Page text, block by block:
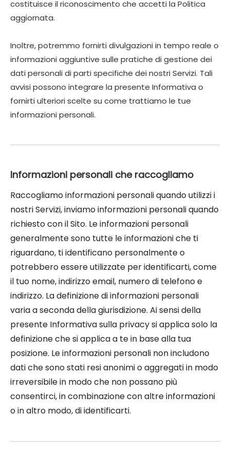
costituisce il riconoscimento che accetti la Politica
aggiornata.
Inoltre, potremmo fornirti divulgazioni in tempo reale o
informazioni aggiuntive sulle pratiche di gestione dei
dati personali di parti specifiche dei nostri Servizi. Tali
avvisi possono integrare la presente Informativa o
fornirti ulteriori scelte su come trattiamo le tue
informazioni personali.
Informazioni personali che raccogliamo
Raccogliamo informazioni personali quando utilizzi i
nostri Servizi, inviamo informazioni personali quando
richiesto con il Sito. Le informazioni personali
generalmente sono tutte le informazioni che ti
riguardano, ti identificano personalmente o
potrebbero essere utilizzate per identificarti, come
il tuo nome, indirizzo email, numero di telefono e
indirizzo. La definizione di informazioni personali
varia a seconda della giurisdizione. Ai sensi della
presente Informativa sulla privacy si applica solo la
definizione che si applica a te in base alla tua
posizione. Le informazioni personali non includono
dati che sono stati resi anonimi o aggregati in modo
irreversibile in modo che non possano più
consentirci, in combinazione con altre informazioni
o in altro modo, di identificarti.